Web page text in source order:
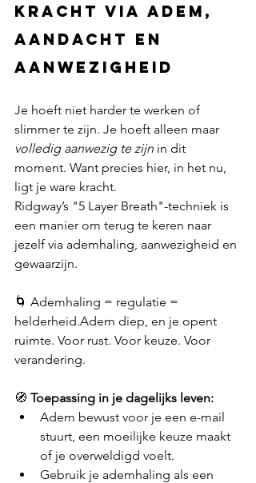
kracht via adem,
aandacht en
aanwezigheid
Je hoeft niet harder te werken of
slimmer te zijn. Je hoeft alleen maar
volledig aanwezig te zijn in dit
moment. Want precies hier, in het nu,
ligt je ware kracht.
Ridgway’s "5 Layer Breath"-techniek is
een manier om terug te keren naar
jezelf via ademhaling, aanwezigheid en
gewaarzijn.
🌀 Ademhaling = regulatie =
helderheid.Adem diep, en je opent
ruimte. Voor rust. Voor keuze. Voor
verandering.
🧭 Toepassing in je dagelijks leven:
Adem bewust voor je een e-mail
stuurt, een moeilijke keuze maakt
of je overweldigd voelt.
Gebruik je ademhaling als een